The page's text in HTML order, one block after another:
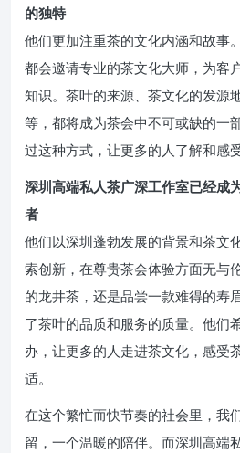
的独特
他们更加注重茶的文化内涵和故事
都会邀请专业的茶文化大师，为客
知识。茶叶的来源、茶文化的发源
等，都将成为茶会中不可或缺的一
过这种方式，让更多的人了解和感
深圳高端私人茶广深工作室已经成
者
他们以深圳蓬勃发展的背景和茶文
索创新，在尊贵茶会体验方面无与
的龙井茶，还是品尝一款难得的寿
了茶叶的品质和服务的质量。他们
办，让更多的人走进茶文化，感受
适。
在这个繁忙而快节奏的社会里，我
留，一个温暖的陪伴。而深圳高端